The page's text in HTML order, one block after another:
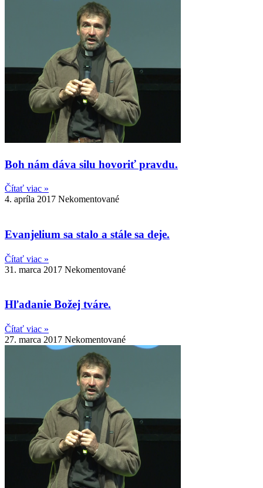
Boh nám dáva silu hovoriť pravdu.
Čítať viac »
4. apríla 2017 Nekomentované
Evanjelium sa stalo a stále sa deje.
Čítať viac »
31. marca 2017 Nekomentované
Hľadanie Božej tváre.
Čítať viac »
27. marca 2017 Nekomentované